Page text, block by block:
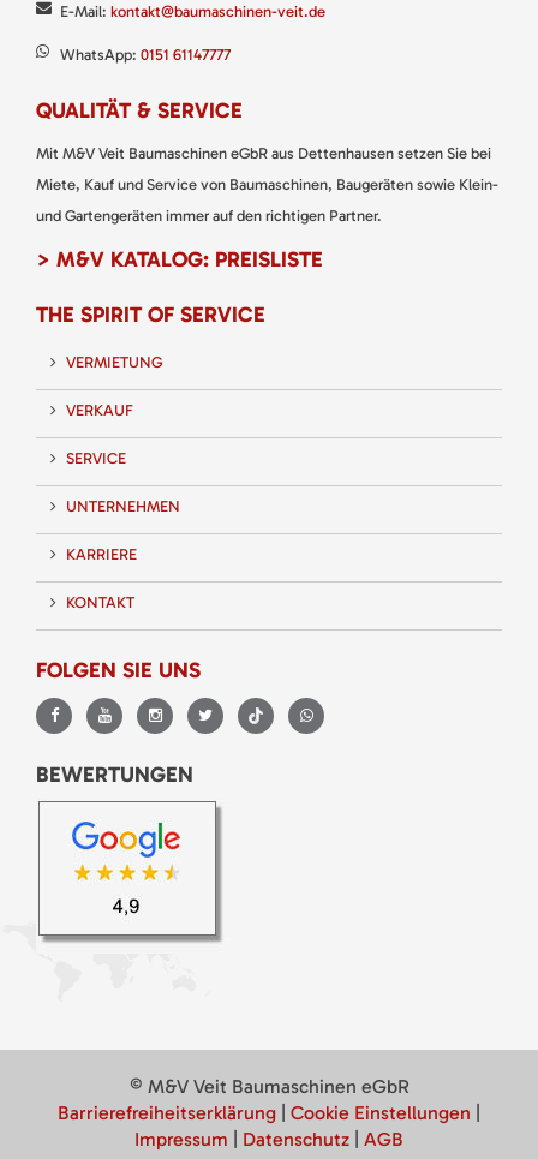
E-Mail: kontakt@baumaschinen-veit.de
WhatsApp: 0151 61147777
QUALITÄT & SERVICE
Mit M&V Veit Baumaschinen eGbR aus Dettenhausen setzen Sie bei
Miete, Kauf und Service von Baumaschinen, Baugeräten sowie Klein-
und Gartengeräten immer auf den richtigen Partner.
> M&V KATALOG: PREISLISTE
THE SPIRIT OF SERVICE
VERMIETUNG
VERKAUF
SERVICE
UNTERNEHMEN
KARRIERE
KONTAKT
FOLGEN SIE UNS
BEWERTUNGEN
© M&V Veit Baumaschinen eGbR
Barrierefreiheitserklärung
Cookie Einstellungen
Impressum
Datenschutz AGB